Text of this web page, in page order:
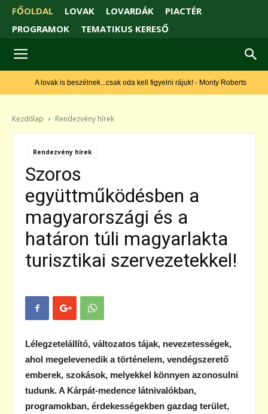
FŐOLDAL LOVAK LOVARDÁK
PIACTÉR
PROGRAMOK
TEMATIKUS KERESŐ
A lovak is beszélnek...csak oda kell figyelni rájuk! - Monty Roberts
Kezdőlap Rendezvény hírek
Rendezvény hírek
Szoros
együttműködésben a
magyarországi és a
határon túli magyarlakta
turisztikai szervezetekkel!
Lélegzetelállító, változatos tájak, nevezetességek,
ahol megelevenedik a történelem, vendégszerető
emberek, szokások, melyekkel könnyen azonosulni
tudunk. A Kárpát-medence látnivalókban,
programokban, érdekességekben gazdag terület,